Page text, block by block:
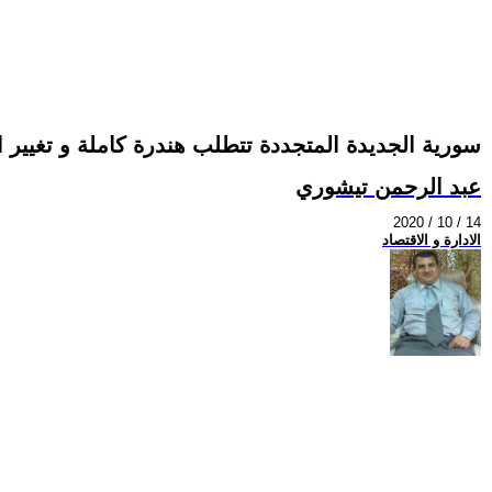
سورية الجديدة المتجددة تتطلب هندرة كاملة و تغيير
عبد الرحمن تيشوري
2020 / 10 / 14
الادارة و الاقتصاد